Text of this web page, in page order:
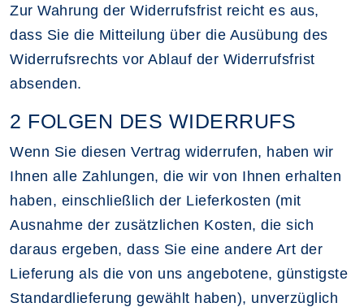
Zur Wahrung der Widerrufsfrist reicht es aus,
dass Sie die Mitteilung über die Ausübung des
Widerrufsrechts vor Ablauf der Widerrufsfrist
absenden.
2 FOLGEN DES WIDERRUFS
Wenn Sie diesen Vertrag widerrufen, haben wir
Ihnen alle Zahlungen, die wir von Ihnen erhalten
haben, einschließlich der Lieferkosten (mit
Ausnahme der zusätzlichen Kosten, die sich
daraus ergeben, dass Sie eine andere Art der
Lieferung als die von uns angebotene, günstigste
Standardlieferung gewählt haben), unverzüglich